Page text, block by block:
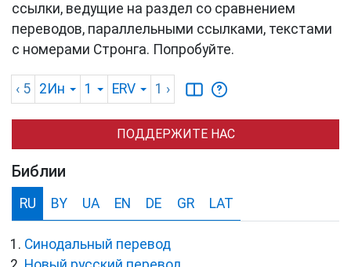
ссылки, ведущие на раздел со сравнением
переводов, параллельными ссылками, текстами
с номерами Стронга. Попробуйте.
‹ 5 2Ин 1 ERV 1 ›
ПОДДЕРЖИТЕ НАС
Библии
RU BY UA EN DE GR LAT
Синодальный перевод